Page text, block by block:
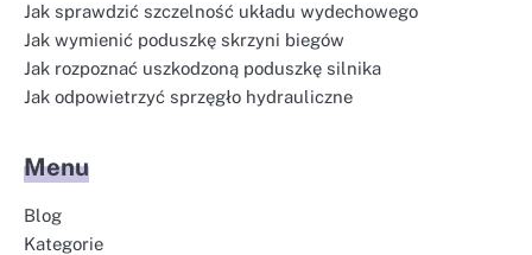
Jak sprawdzić szczelność układu wydechowego
Jak wymienić poduszkę skrzyni biegów
Jak rozpoznać uszkodzoną poduszkę silnika
Jak odpowietrzyć sprzęgło hydrauliczne
Menu
Blog
Kategorie